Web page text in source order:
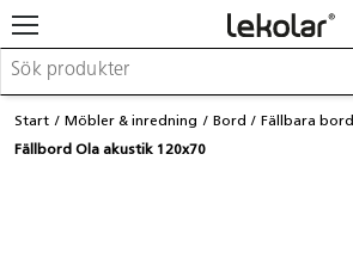
Möbler & inredning
Lekplatsutrustning & utemiljö
Start Möbler & inredning Bord Fällbara bord
Fällbord Ola akustik 120x70